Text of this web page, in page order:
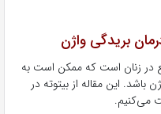
بریدگی واژن
در زنان است که ممکن است به
این مقاله از بیتوته در
می‌کنیم.